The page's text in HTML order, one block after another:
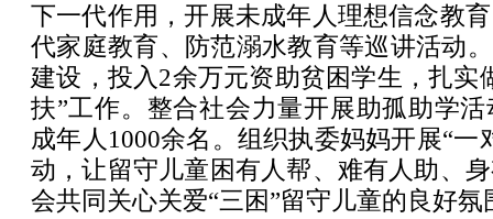
下一代作用，开展未成年人理想信念教
代家庭教育、防范溺水教育等巡讲活动
建设，投入2余万元资助贫困学生，扎实
扶”工作。整合社会力量开展助孤助学
成年人1000余名。组织执委妈妈开展“一
动，让留守儿童困有人帮、难有人助、
会共同关心关爱“三困”留守儿童的良好氛